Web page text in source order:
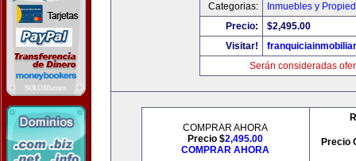
Categorias:
Inmuebles y
Precio:
$2,495.00
Visitar!
Serán consideradas
COMPRAR AHORA
Precio $2,495.00
COMPRAR AHORA
Precio